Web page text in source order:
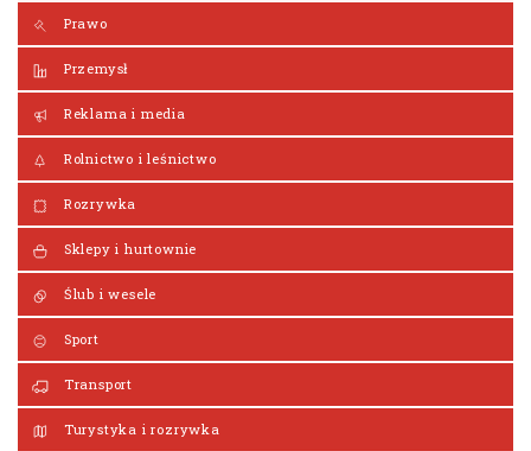
Prawo
Przemysł
Reklama i media
Rolnictwo i leśnictwo
Rozrywka
Sklepy i hurtownie
Ślub i wesele
Sport
Transport
Turystyka i rozrywka